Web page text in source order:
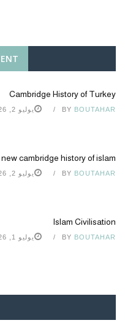
Cambridge History of Turkey
BY BOUTAHAR يوليو 2, 2026
new cambridge history of islam
BY BOUTAHAR يوليو 2, 2026
Islam Civilisation
BY BOUTAHAR يوليو 1, 2026